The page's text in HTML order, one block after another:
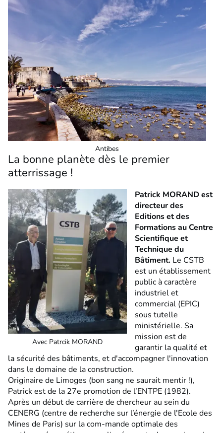
Antibes
La bonne planète dès le premier
atterrissage !
Avec Patrcik MORAND
Patrick MORAND est
directeur des
Editions et des
Formations au Centre
Scientifique et
Technique du
Bâtiment. Le CSTB
est un établissement
public à caractère
industriel et
commercial (EPIC)
sous tutelle
ministérielle. Sa
mission est de
garantir la qualité et
la sécurité des bâtiments, et d'accompagner l'innovation
dans le domaine de la construction.
Originaire de Limoges (bon sang ne saurait mentir !),
Patrick est de la 27e promotion de l’ENTPE (1982).
Après un début de carrière de chercheur au sein du
CENERG (centre de recherche sur l’énergie de l'Ecole des
Mines de Paris) sur la com-mande optimale des